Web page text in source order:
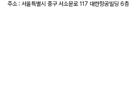
주소 : 서울특별시 중구 서소문로 117 대한항공빌딩 6층